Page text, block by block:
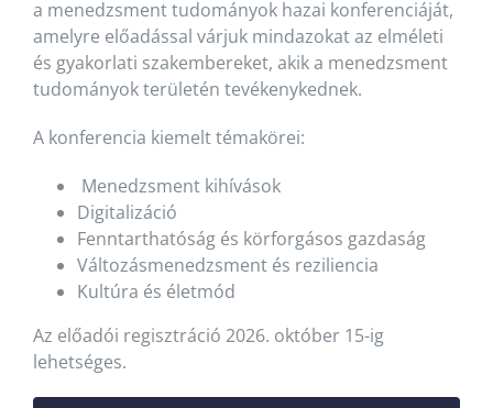
a menedzsment tudományok hazai konferenciáját,
amelyre előadással várjuk mindazokat az elméleti
és gyakorlati szakembereket, akik a menedzsment
tudományok területén tevékenykednek.
A konferencia kiemelt témakörei:
Menedzsment kihívások
Digitalizáció
Fenntarthatóság és körforgásos gazdaság
Változásmenedzsment és reziliencia
Kultúra és életmód
Az előadói regisztráció 2026. október 15-ig
lehetséges.